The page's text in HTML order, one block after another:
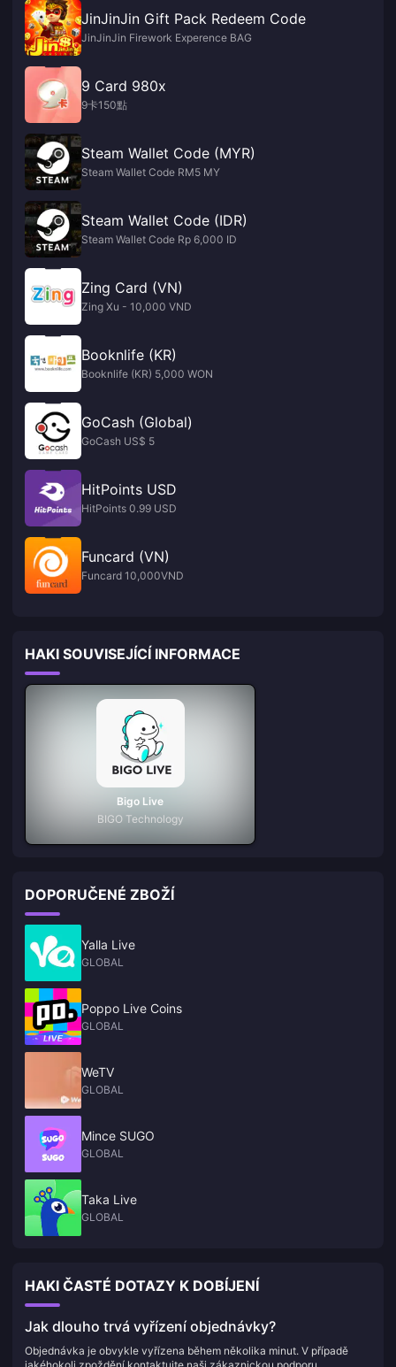
JinJinJin Gift Pack Redeem Code
JinJinJin Firework Experence BAG
9 Card 980x
9卡150點
Steam Wallet Code (MYR)
Steam Wallet Code RM5 MY
Steam Wallet Code (IDR)
Steam Wallet Code Rp 6,000 ID
Zing Card (VN)
Zing Xu - 10,000 VND
Booknlife (KR)
Booknlife (KR) 5,000 WON
GoCash (Global)
GoCash US$ 5
HitPoints USD
HitPoints 0.99 USD
Funcard (VN)
Funcard 10,000VND
HAKI SOUVISEJÍCÍ INFORMACE
Bigo Live
BIGO Technology
DOPORUČENÉ ZBOŽÍ
Yalla Live
GLOBAL
Poppo Live Coins
GLOBAL
WeTV
GLOBAL
Mince SUGO
GLOBAL
Taka Live
GLOBAL
HAKI ČASTÉ DOTAZY K DOBÍJENÍ
Jak dlouho trvá vyřízení objednávky?
Objednávka je obvykle vyřízena během několika minut. V případě